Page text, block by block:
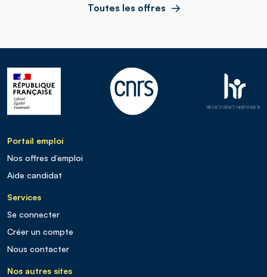
Toutes les offres
Portail emploi
Nos offres d’emploi
Aide candidat
Services
Se connecter
Créer un compte
Nous contacter
Nos autres sites